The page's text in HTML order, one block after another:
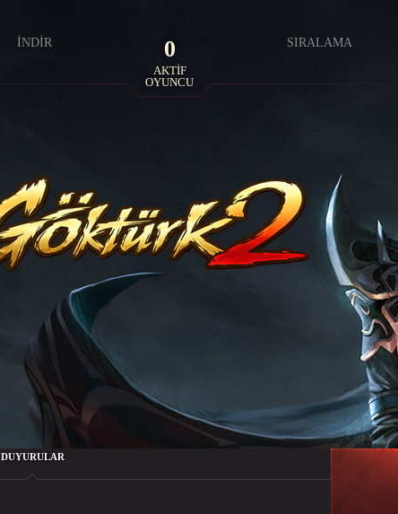
İNDIR SIRALAMA
0
AKTİF
OYUNCU
DUYURULAR